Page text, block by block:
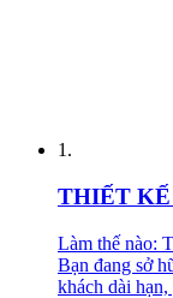
1.
THIẾT
Làm thế nào:
Bạn đang sở
khách dài